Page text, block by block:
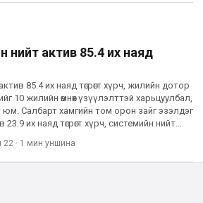
нийт актив 85.4 их наяд
85.4 их наяд төгрөгт хүрч, жилийн дотор
10 жилийн өмнөх үзүүлэлттэй харьцуулбал,
юм. Салбарт хамгийн том орон зайг эзэлдэг
их наяд төгрөгт хүрч, системийн нийт
22 · 1 мин уншина